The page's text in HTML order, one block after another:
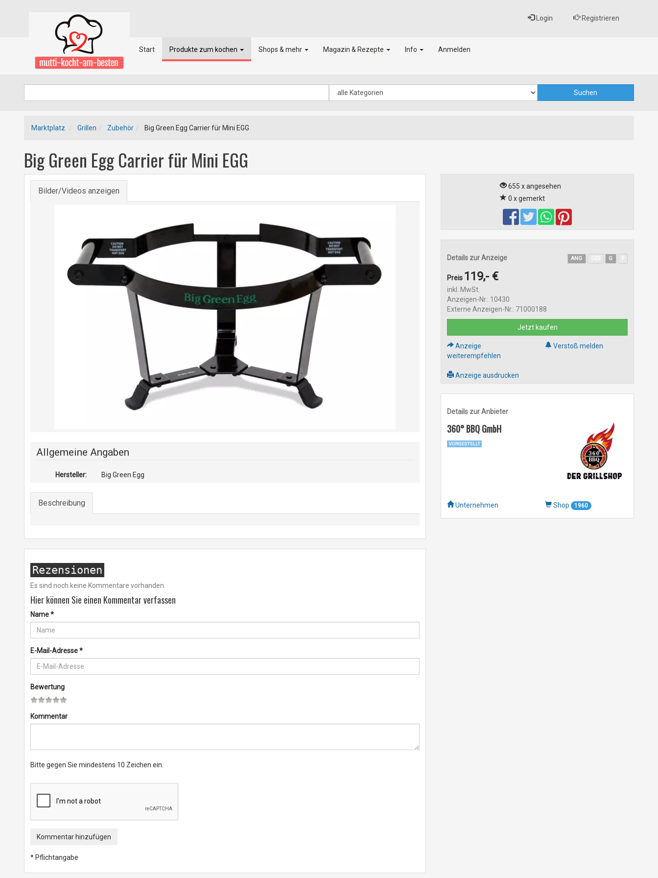
Login Registrieren
Start Produkte zum kochen Shops & mehr Magazin & Rezepte Info Anmelden
Marktplatz Grillen Zubehör Big Green Egg Carrier für Mini EGG
Big Green Egg Carrier für Mini EGG
Bilder/Videos anzeigen
Allgemeine Angaben
Hersteller: Big Green Egg
Beschreibung
Rezensionen
Es sind noch keine Kommentare vorhanden.
Hier können Sie einen Kommentar verfassen
Name*
E-Mail-Adresse*
Bewertung
Kommentar
Bitte gegen Sie mindestens 10 Zeichen ein.
Kommentar hinzufügen
* Pflichtangabe
655 x angesehen
0 x gemerkt
Details zur Anzeige ANG G
Preis 119,- €
inkl. MwSt.
Anzeigen-Nr.: 10430
Externe Anzeigen-Nr.: 71000188
Jetzt kaufen
Anzeige
weiterempfehlen
Verstoß melden
Anzeige ausdrucken
Details zur Anbieter
360° BBQ GmbH
Unternehmen Shop 1960